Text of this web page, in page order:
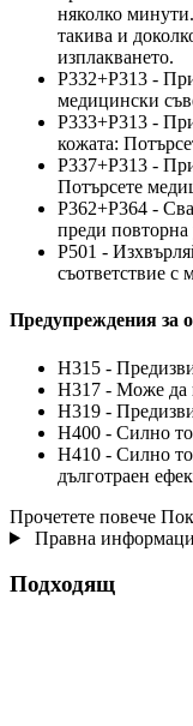
няколко
такива и
изплакването.
P332+P313 -
медицински
P333+P313 -
кожата:
P337+P313 -
Потърсете
P362+P364 -
преди повторна
P501 -
съответствие с
Предупреждения за
H315 -
H317 - Може да
H319 -
H400 - Силно
H410 - Силно
дълготраен
Прочетете повече
Правна
Подходящ